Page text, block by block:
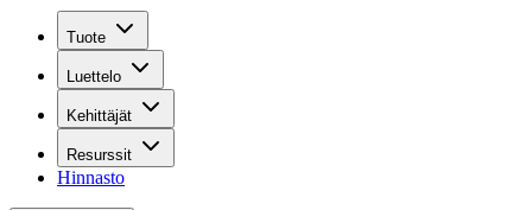
Tuote
Luettelo
Kehittäjät
Resurssit
Hinnasto